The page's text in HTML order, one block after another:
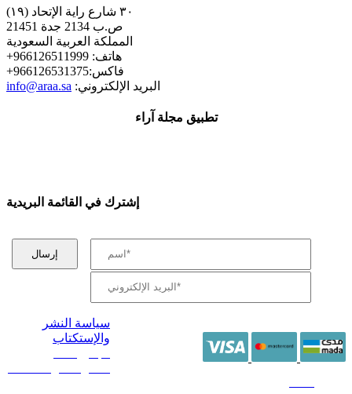
٣٠ شارع راية الإتحاد (١٩)
ص.ب 2134 جدة 21451
المملكة العربية السعودية
+هاتف: 966126511999
+فاكس:966126531375
info@araa.sa :البريد الإلكتروني
تطبيق مجلة آراء
إشترك في القائمة البريدية
سياسة النشر
والإستكتاب